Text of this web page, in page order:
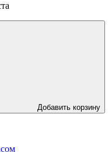
Добавить корзину